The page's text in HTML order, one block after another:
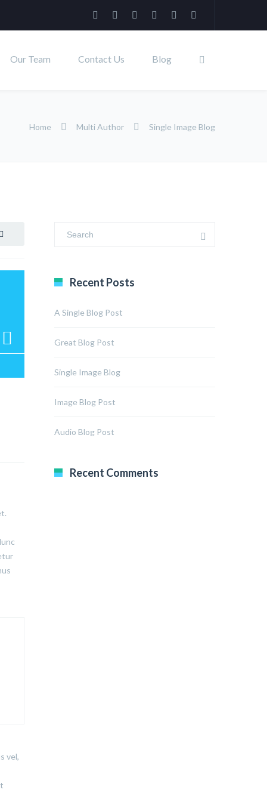
Our Team Contact Us Blog
Home Multi Author Single Image Blog
vel,
Recent Posts
A Single Blog Post
Great Blog Post
Single Image Blog
Image Blog Post
Audio Blog Post
Recent Comments